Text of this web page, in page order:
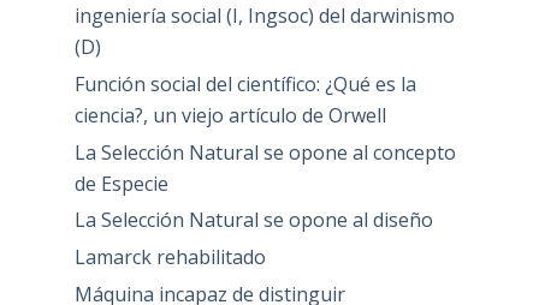
ingeniería social (I, Ingsoc) del darwinismo
(D)
Función social del científico: ¿Qué es la
ciencia?, un viejo artículo de Orwell
La Selección Natural se opone al concepto
de Especie
La Selección Natural se opone al diseño
Lamarck rehabilitado
Máquina incapaz de distinguir